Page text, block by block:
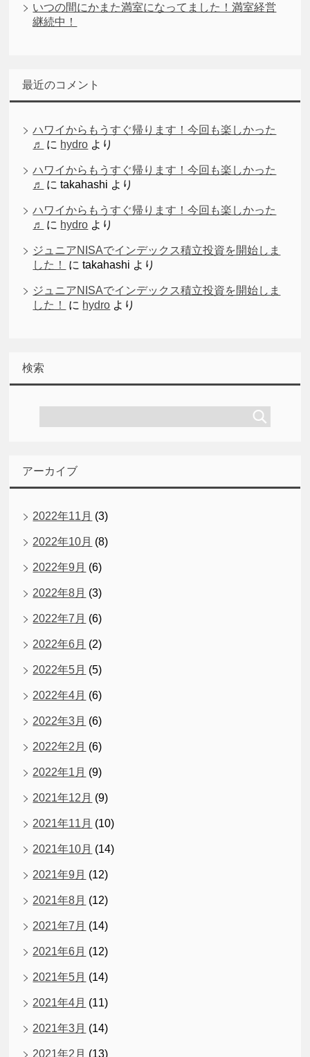
いつの間にかまた満室になってました！満室経営
継続中！
最近のコメント
ハワイからもうすぐ帰ります！今回も楽しかった
♬
に hydro より
ハワイからもうすぐ帰ります！今回も楽しかった
♬
にtakahashi より
ハワイからもうすぐ帰ります！今回も楽しかった
♬
に hydro より
ジュニアNISAでインデックス積立投資を開始しま
した！
にtakahashi より
ジュニアNISAでインデックス積立投資を開始しま
した！
に hydro より
検索
アーカイブ
2022年11月 (3)
2022年10月 (8)
2022年9月 (6)
2022年8月 (3)
2022年7月 (6)
2022年6月 (2)
2022年5月 (5)
2022年4月 (6)
2022年3月 (6)
2022年2月 (6)
2022年1月 (9)
2021年12月 (9)
2021年11月 (10)
2021年10月 (14)
2021年9月 (12)
2021年8月 (12)
2021年7月 (14)
2021年6月 (12)
2021年5月 (14)
2021年4月 (11)
2021年3月 (14)
2021年2月 (13)